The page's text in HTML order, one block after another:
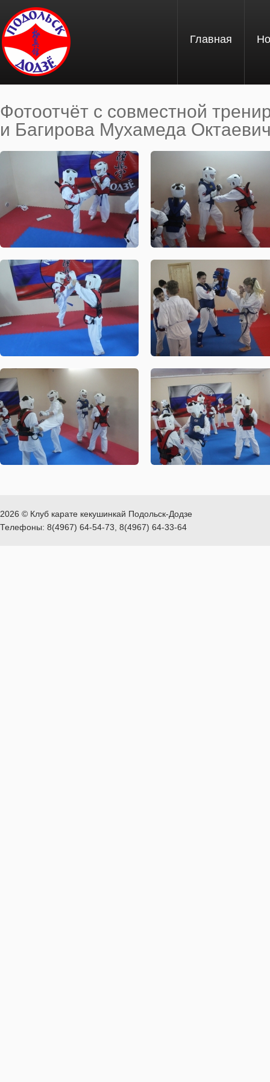
Перейти к основному содержанию
Главная
Фотоотчёт с совместной
и Багирова Мухамеда
Вы здесь
2026 © Клуб карате кекушинкай Подольск-Додзе
Телефоны: 8(4967) 64-54-73, 8(4967) 64-33-64